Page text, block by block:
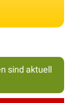
sind aktuell